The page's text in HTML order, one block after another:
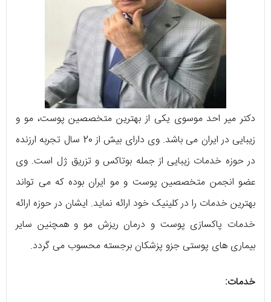
دکتر میر احد موسوی یکی از بهترین متخصصین پوست، مو و
زیبایی در ایران می‌ باشد. وی دارای بیش از 20 سال تجربه‌ ارزنده
در حوزه‌ خدمات زیبایی از جمله بوتاکس و تزریق ژل است. وی
عضو انجمن متخصصین پوست و مو ایران بوده که می‌ تواند
بهترین خدمات را در کلینیک خود ارائه نماید. ایشان در حوزه‌ ارائه‌
خدمات پاکسازی پوست و درمان ریزش مو و همچنین سایر
بیماری‌ های پوستی جزو پزشکان برجسته محسوب می‌ گردد.
خدمات: